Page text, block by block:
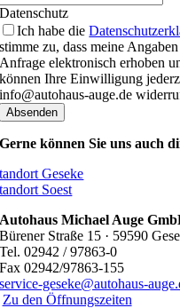
Contact
Email*
Datenschutz
Ich habe die
stimme zu, dass meine
Anfrage elektronisch erhoben
können Ihre Einwilligung
info@autohaus-auge.de
Absenden
Gerne können Sie uns auch
Geseke
Soest
Autohaus Michael Auge
Bürener Straße 15 · 59590
Tel. 02942 / 97863-0
Fax 02942/97863-155
service-geseke@autohaus-
Zu den Öffnungszeiten